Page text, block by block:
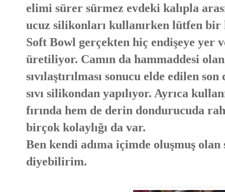
elimi sürer sürmez evdeki kalıpla
ucuz silikonları kullanırken lütfen bir
Soft Bowl gerçekten hiç endişeye yer
üretiliyor. Camın da hammaddesi
sıvılaştırılması sonucu elde edilen
sıvı silikondan yapılıyor. Ayrıca
fırında hem de derin dondurucuda
birçok kolaylığı da var.
Ben kendi adıma içimde oluşmuş
diyebilirim.